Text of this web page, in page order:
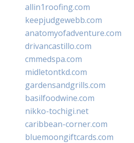
allin1roofing.com
keepjudgewebb.com
anatomyofadventure.com
drivancastillo.com
cmmedspa.com
midletontkd.com
gardensandgrills.com
basilfoodwine.com
nikko-tochigi.net
caribbean-corner.com
bluemoongiftcards.com